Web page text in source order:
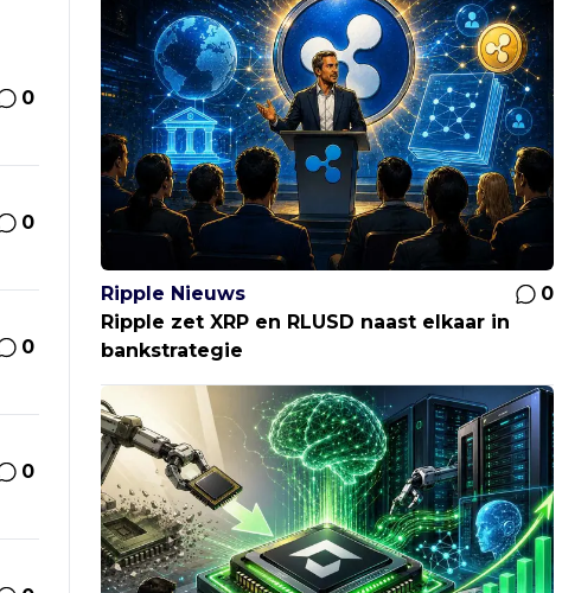
0
0
0
0
Ripple Nieuws
0
Ripple zet XRP en RLUSD naast elkaar in
bankstrategie